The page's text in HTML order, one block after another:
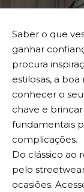
Saber o que
ganhar
procura
estilosas, a
conhecer o
chave e
fundamentais
complicações.
Do clássico ao
pelo
ocasiões.